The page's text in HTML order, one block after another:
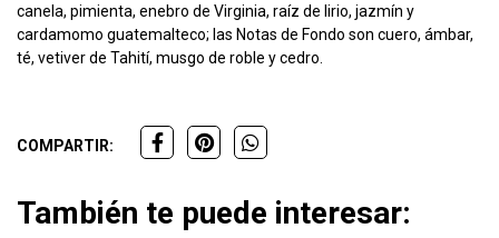
canela, pimienta, enebro de Virginia, raíz de lirio, jazmín y
cardamomo guatemalteco; las Notas de Fondo son cuero, ámbar,
té, vetiver de Tahití, musgo de roble y cedro.
COMPARTIR:
También te puede interesar: